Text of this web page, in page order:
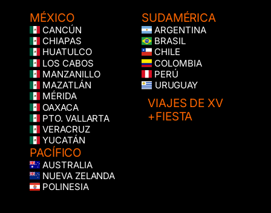
MÉXICO
CANCÚN
CHIAPAS
HUATULCO
LOS CABOS
MANZANILLO
MAZATLÁN
MÉRIDA
OAXACA
PTO. VALLARTA
VERACRUZ
YUCATÁN
PACÍFICO
AUSTRALIA
NUEVA ZELANDA
POLINESIA
SUDAMÉRICA
ARGENTINA
BRASIL
CHILE
COLOMBIA
PERÚ
URUGUAY
VIAJES DE XV
+FIESTA